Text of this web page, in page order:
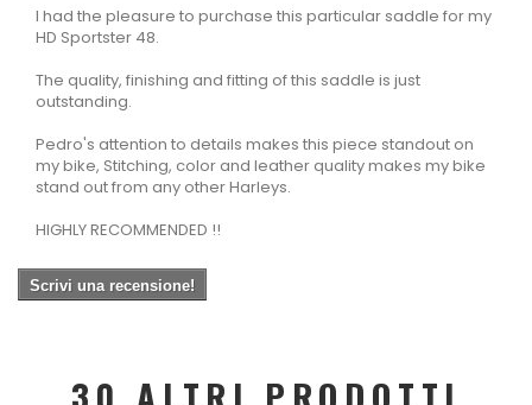
I had the pleasure to purchase this particular saddle for my
HD Sportster 48.
The quality, finishing and fitting of this saddle is just
outstanding.
Pedro's attention to details makes this piece standout on
my bike, Stitching, color and leather quality makes my bike
stand out from any other Harleys.
HIGHLY RECOMMENDED !!
Scrivi una recensione!